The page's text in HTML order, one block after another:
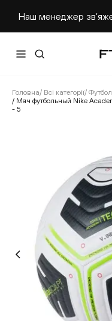
Наш менеджер
Головна/ Всі категорії/
/ Мяч футбольный Nike
- 5